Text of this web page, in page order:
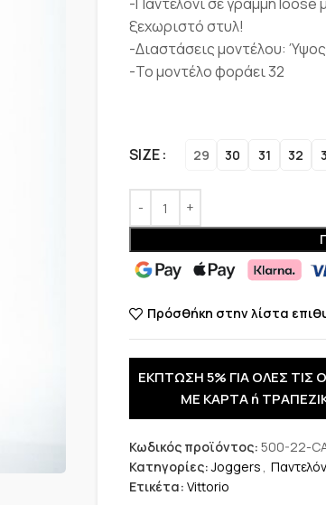
ξεχωριστό στυλ!
-Διαστάσεις μοντέλου:
-Το μοντέλο φοράει 32
SIZE 29 30 31 32
Πρόσθήκη στην λίστα
ΕΚΠΤΩΣΗ 5% ΓΙΑ ΟΛΕΣ ΤΙΣ
ΜΕ ΚΑΡΤΑ ή
Κωδικός προϊόντος: 500-22-
Κατηγορίες: Joggers ,
Ετικέτα: Vittorio